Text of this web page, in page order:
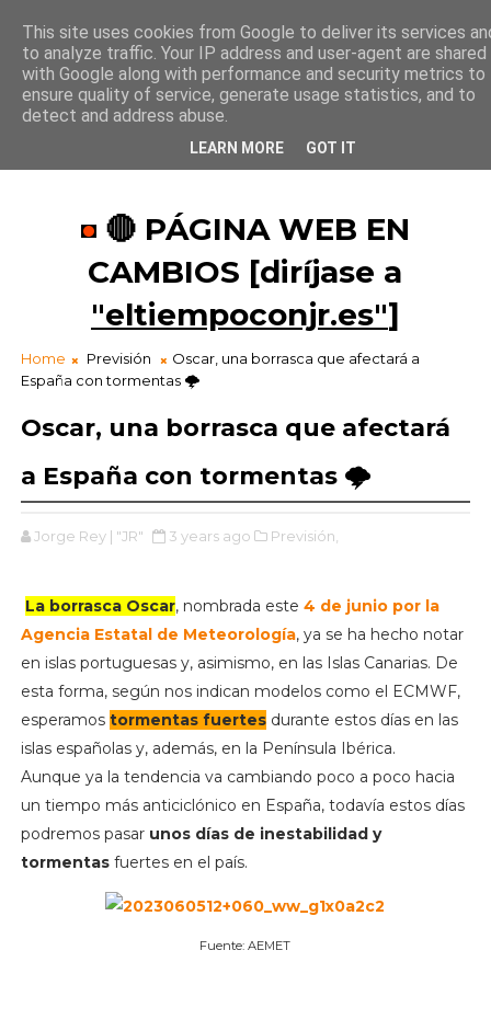
¡Buenas tardes!
22 :45 :28
🔴 PÁGINA WEB EN
CAMBIOS [diríjase a
"eltiempoconjr.es"]
Home Previsión
Oscar, una borrasca que afectará a
España con tormentas 🌩️
Oscar, una borrasca que afectará
a España con tormentas 🌩️
Jorge Rey | "JR" 3 years ago Previsión,
La borrasca Oscar, nombrada este 4 de junio por la
Agencia Estatal de Meteorología, ya se ha hecho notar
en islas portuguesas y, asimismo, en las Islas Canarias. De
esta forma, según nos indican modelos como el ECMWF,
esperamos tormentas fuertesdurante estos días en las
islas españolas y, además, en la Península Ibérica.
Aunque ya la tendencia va cambiando poco a poco hacia
un tiempo más anticiclónico en España, todavía estos días
podremos pasar unos días de inestabilidad y
tormentasfuertes en el país.
Fuente: AEMET
This site uses cookies from Google to deliver its services
to analyze traffic. Your IP address and user-agent are shared
with Google along with performance and security metrics to
ensure quality of service, generate usage statistics, and to
detect and address abuse.
LEARN MORE GOT IT